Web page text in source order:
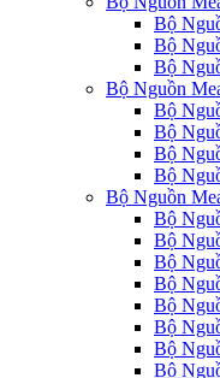
Bộ
Bộ
Bộ
Bộ Nguồn
Bộ
Bộ
Bộ
Bộ
Bộ Nguồn
Bộ
Bộ
Bộ
Bộ
Bộ
Bộ
Bộ
Bộ